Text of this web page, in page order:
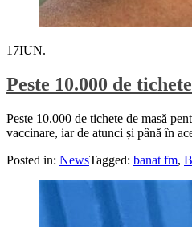
17IUN.
Peste 10.000 de
Peste 10.000 de tichete de masă
vaccinare, iar de atunci și până în
Posted in: NewsTagged: banat fm,